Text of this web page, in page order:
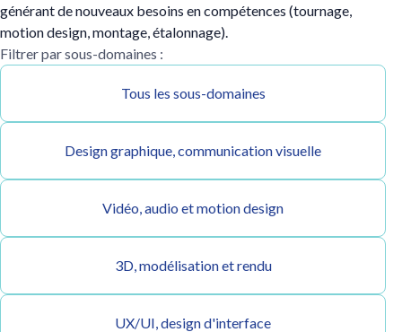
générant de nouveaux besoins en compétences (tournage,
motion design, montage, étalonnage).
Filtrer par sous-domaines :
Tous les sous-domaines
Design graphique, communication visuelle
Vidéo, audio et motion design
3D, modélisation et rendu
UX/UI, design d'interface